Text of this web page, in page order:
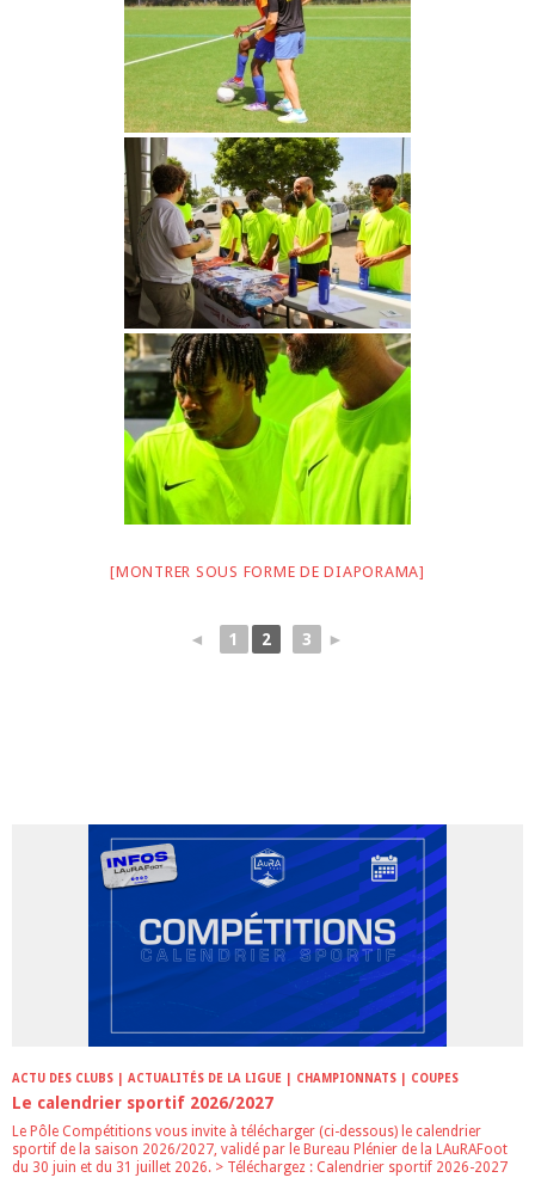
[MONTRER SOUS FORME DE DIAPORAMA]
◄ 1 2 3 ►
ACTU DES CLUBS | ACTUALITÉS DE LA LIGUE | CHAMPIONNATS | COUPES
Le calendrier sportif 2026/2027
Le Pôle Compétitions vous invite à télécharger (ci-dessous) le calendrier
sportif de la saison 2026/2027, validé par le Bureau Plénier de la LAuRAFoot
du 30 juin et du 31 juillet 2026. > Téléchargez : Calendrier sportif 2026-2027